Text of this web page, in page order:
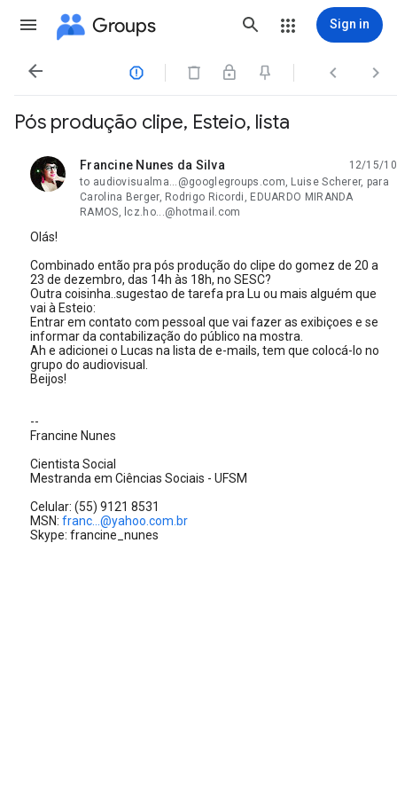
Groups Sign in
   
Pós produção clipe, Esteio, lista
Francine Nunes da Silva
unread,
12/15/10
to audiovisualma...@googlegroups.com, Luise Scherer, para
Carolina Berger, Rodrigo Ricordi, EDUARDO MIRANDA
RAMOS, lcz.ho...@hotmail.com
Olás!
Combinado então pra pós produção do clipe do gomez de 20 a
23 de dezembro, das 14h às 18h, no SESC?
Outra coisinha..sugestao de tarefa pra Lu ou mais alguém que
vai à Esteio:
Entrar em contato com pessoal que vai fazer as exibiçoes e se
informar da contabilização do público na mostra.
Ah e adicionei o Lucas na lista de e-mails, tem que colocá-lo no
grupo do audiovisual.
Beijos!
--
Francine Nunes
Cientista Social
Mestranda em Ciências Sociais - UFSM
Celular: (55) 9121 8531
MSN: franc...@yahoo.com.br
Skype: francine_nunes